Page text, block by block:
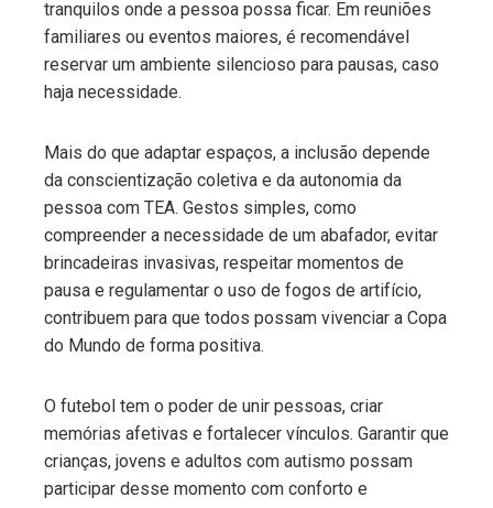
tranquilos onde a pessoa possa ficar. Em reuniões
familiares ou eventos maiores, é recomendável
reservar um ambiente silencioso para pausas, caso
haja necessidade.
Mais do que adaptar espaços, a inclusão depende
da conscientização coletiva e da autonomia da
pessoa com TEA. Gestos simples, como
compreender a necessidade de um abafador, evitar
brincadeiras invasivas, respeitar momentos de
pausa e regulamentar o uso de fogos de artifício,
contribuem para que todos possam vivenciar a Copa
do Mundo de forma positiva.
O futebol tem o poder de unir pessoas, criar
memórias afetivas e fortalecer vínculos. Garantir que
crianças, jovens e adultos com autismo possam
participar desse momento com conforto e